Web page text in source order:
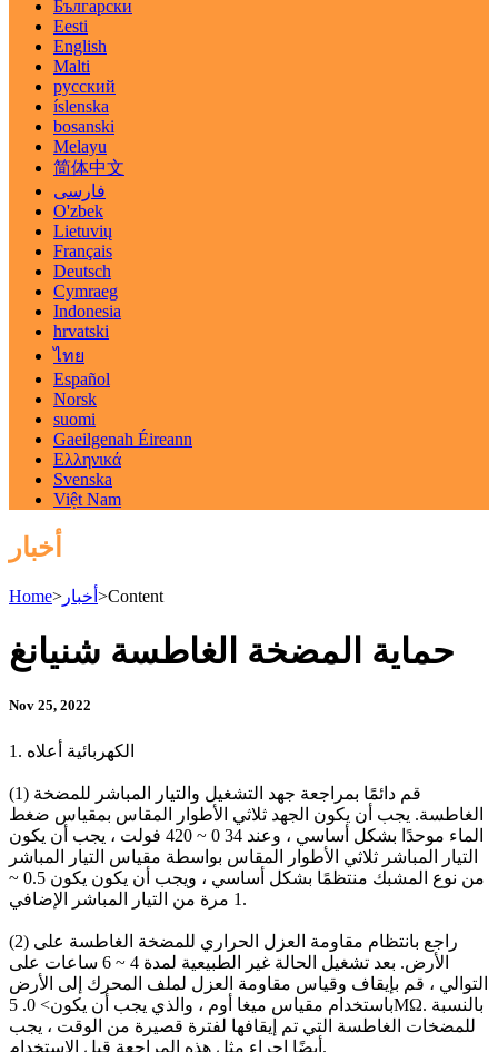
Български
Eesti
English
Malti
русский
íslenska
bosanski
Melayu
简体中文
فارسی
O'zbek
Lietuvių
Français
Deutsch
Cymraeg
Indonesia
hrvatski
ไทย
Español
Norsk
suomi
Gaeilgenah Éireann
Ελληνικά
Svenska
Việt Nam
أخبار
Home> أخبار >Content
حماية المضخة الغاطسة شنيانغ
Nov 25, 2022
1. الكهربائية أعلاه
(1) قم دائمًا بمراجعة جهد التشغيل والتيار المباشر للمضخة
الغاطسة. يجب أن يكون الجهد ثلاثي الأطوار المقاس بمقياس ضغط
الماء موحدًا بشكل أساسي ، وعند 34 0 ~ 420 فولت ، يجب أن يكون
التيار المباشر ثلاثي الأطوار المقاس بواسطة مقياس التيار المباشر
من نوع المشبك منتظمًا بشكل أساسي ، ويجب أن يكون يكون 0.5 ~
1 مرة من التيار المباشر الإضافي.
(2) راجع بانتظام مقاومة العزل الحراري للمضخة الغاطسة على
الأرض. بعد تشغيل الحالة غير الطبيعية لمدة 4 ~ 6 ساعات على
التوالي ، قم بإيقاف وقياس مقاومة العزل لملف المحرك إلى الأرض
باستخدام مقياس ميغا أوم ، والذي يجب أن يكون> ​​0. 5MΩ. بالنسبة
للمضخات الغاطسة التي تم إيقافها لفترة قصيرة من الوقت ، يجب
أيضًا إجراء مثل هذه المراجعة قبل الاستخدام.